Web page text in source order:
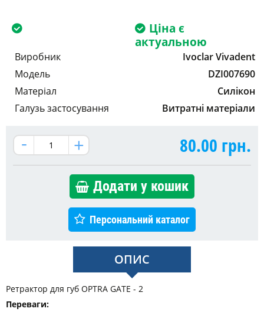
Ціна є
актуальною
Виробник
Ivoclar Vivadent
Модель
DZI007690
Матеріал
Силікон
Галузь застосування
Витратні матеріали
80.00 грн.
Додати у кошик
Персональний каталог
ОПИС
Ретрактор для губ OPTRA GATE - 2
Переваги: